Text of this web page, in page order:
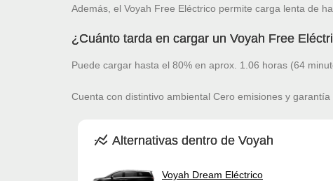
Además, el Voyah Free Eléctrico permite carga lenta de
¿Cuánto tarda en cargar un Voyah Free
Puede cargar hasta el 80% en aprox. 1.06 horas (64
Cuenta con distintivo ambiental Cero emisiones y
Alternativas dentro de Voyah
Voyah Dream Eléctrico